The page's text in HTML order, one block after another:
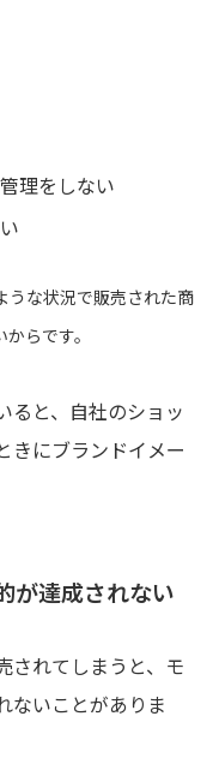
理をしない
うな状況で販売された商
らです。
ると、自社のショッ
きにブランドイメー
が達成されない
されてしまうと、モ
ないことがありま